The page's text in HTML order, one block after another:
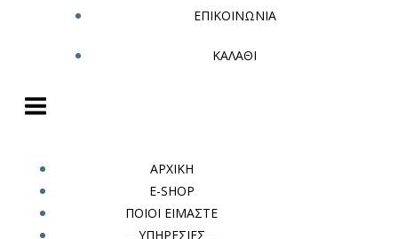
ΕΠΙΚΟΙΝΩΝΙΑ
ΚΑΛΑΘΙ
ΑΡΧΙΚΗ
E-SHOP
ΠΟΙΟΙ ΕΙΜΑΣΤΕ
ΥΠΗΡΕΣΙΕΣ